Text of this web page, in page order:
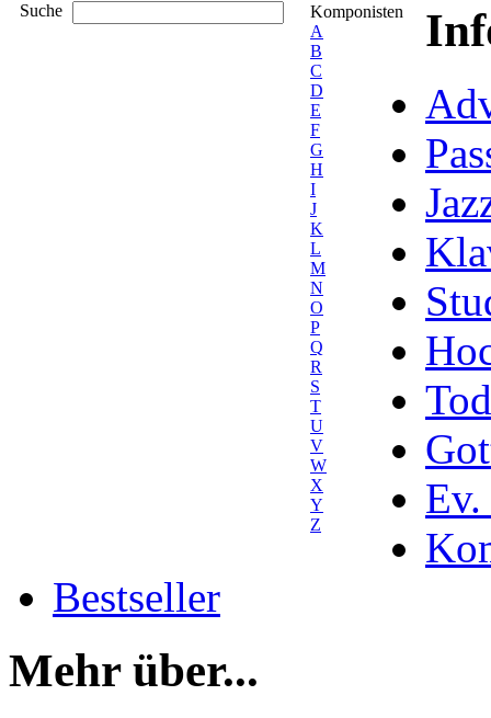
Suche
Komponisten
A
B
C
D
E
F
G
H
I
J
K
L
M
N
O
P
Q
R
S
T
U
V
W
X
Y
Z
Ev.
Bestseller
Mehr über...